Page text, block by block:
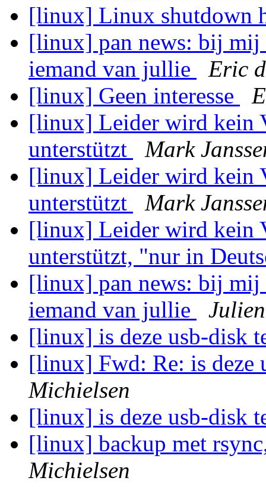
[linux] Linux shutdown
[linux] pan news: bij
iemand van jullie
Eric
[linux] Geen interesse
[linux] Leider wird kein
unterstützt
Mark
[linux] Leider wird kein
unterstützt
Mark
[linux] Leider wird kein
unterstützt, "nur in
[linux] pan news: bij
iemand van jullie
[linux] is deze usb-disk
[linux] Fwd: Re: is deze
Michielsen
[linux] is deze usb-disk
[linux] backup met
Michielsen